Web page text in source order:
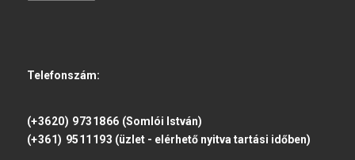
Telefonszám:
(+3620) 9731866 (Somlói István)
(+361) 9511193 (üzlet - elérhető nyitva tartási időben)